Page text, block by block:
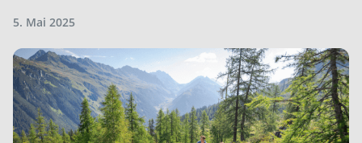
5. Mai 2025